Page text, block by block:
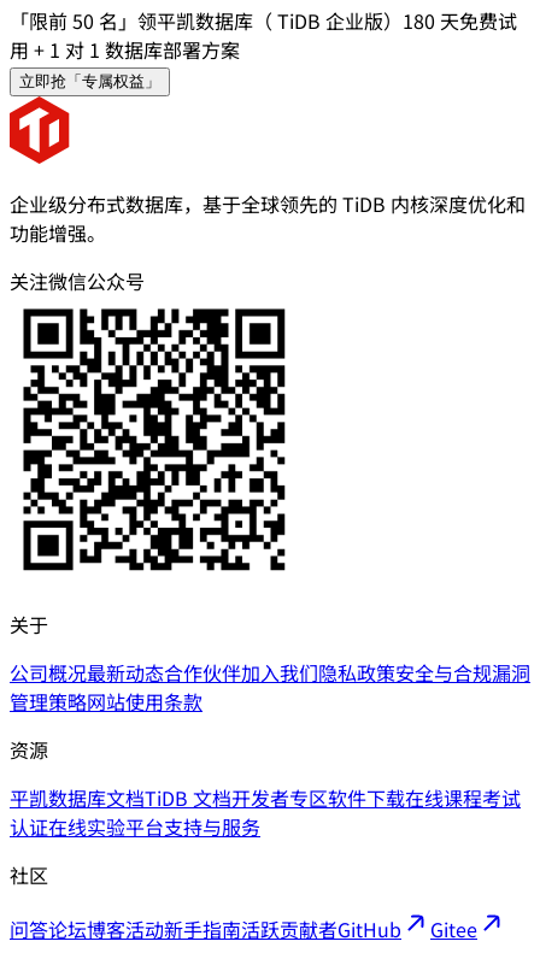
「限前 50 名」领平凯数据库（ TiDB 企业版）180 天免费试
用 + 1 对 1 数据库部署方案
立即抢「专属权益」
企业级分布式数据库，基于全球领先的 TiDB 内核深度优化和
功能增强。
关注微信公众号
关于
公司概况最新动态合作伙伴加入我们隐私政策安全与合规漏洞
管理策略网站使用条款
资源
平凯数据库文档TiDB 文档开发者专区软件下载在线课程考试
认证在线实验平台支持与服务
社区
问答论坛博客活动新手指南活跃贡献者GitHub
Gitee